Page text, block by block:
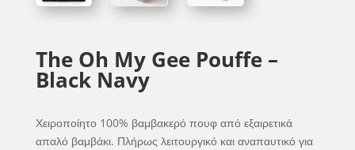
The Oh My Gee Pouffe –
Black Navy
Χειροποίητο 100% βαμβακερό πουφ από εξαιρετικά
απαλό βαμβάκι. Πλήρως λειτουργικό και αναπαυτικό για